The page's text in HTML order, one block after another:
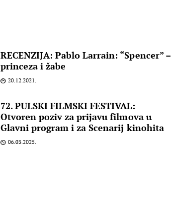
RECENZIJA: Pablo Larrain: “Spencer” –
princeza i žabe
20.12.2021.
72. PULSKI FILMSKI FESTIVAL:
Otvoren poziv za prijavu filmova u
Glavni program i za Scenarij kinohita
06.03.2025.